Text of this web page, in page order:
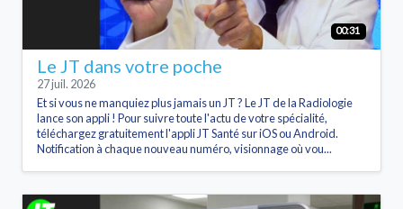
00:31
Le JT dans votre poche
27 juil. 2026
Et si vous ne manquiez plus jamais un JT ? Le JT de la Radiologie
lance son appli ! Pour suivre toute l'actu de votre spécialité,
téléchargez gratuitement l'appli JT Santé sur iOS ou Android.
Notification à chaque nouveau numéro, visionnage où vou...